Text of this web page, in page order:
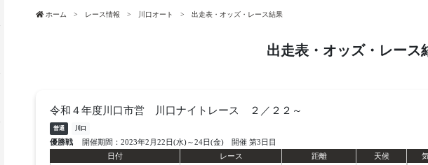
ホーム レース情報 川口オート 出走表・オッズ・レース結果
出走表・オッズ・レース
令和４年度川口市営 川口ナイトレース ２／２２～
普通 川口
優勝戦
開催期間：2023年2月22日(水)～24日(金) 開催 第3日目
日付
レース 距離
天候